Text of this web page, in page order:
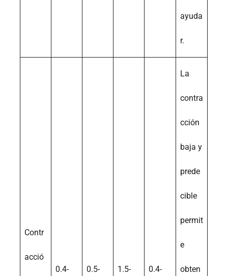
ayuda
r.
Contr
acció
0.4- 0.5- 1.5- 0.4-
La
contra
cción
baja y
prede
cible
permit
e
obten